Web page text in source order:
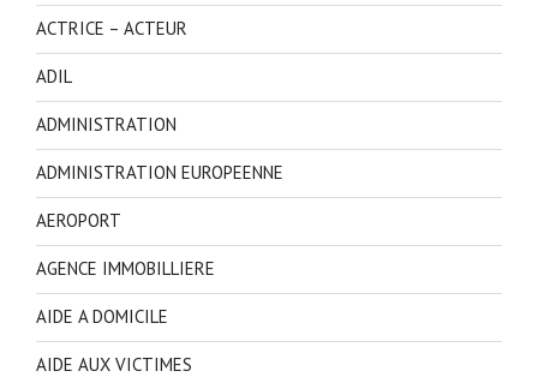
ACTRICE – ACTEUR
ADIL
ADMINISTRATION
ADMINISTRATION EUROPEENNE
AEROPORT
AGENCE IMMOBILLIERE
AIDE A DOMICILE
AIDE AUX VICTIMES